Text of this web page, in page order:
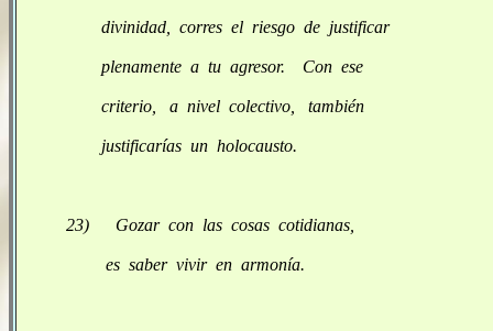
divinidad, corres el riesgo de justificar
plenamente a tu agresor. Con ese
criterio, a nivel colectivo, también
justificarías un holocausto.
23) Gozar con las cosas cotidianas,
es saber vivir en armonía.